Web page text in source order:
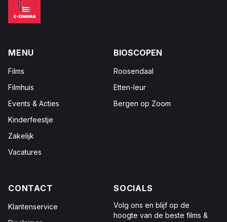
MENU
Films
Filmhuis
Events & Acties
Kinderfeestje
Zakelijk
Vacatures
BIOSCOPEN
Roosendaal
Etten-leur
Bergen op Zoom
CONTACT
Klantenservice
SOCIALS
Volg ons en blijf op de
hoogte van de beste films &